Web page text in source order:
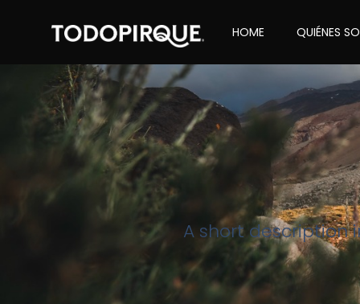
HOME QUIÉNES
A short description